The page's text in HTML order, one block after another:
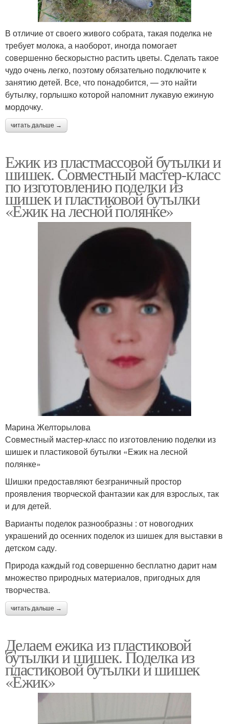
В отличие от своего живого собрата, такая поделка не
требует молока, а наоборот, иногда помогает
совершенно бескорыстно растить цветы. Сделать такое
чудо очень легко, поэтому обязательно подключите к
занятию детей. Все, что понадобится, — это найти
бутылку, горлышко которой напомнит лукавую ежиную
мордочку.
читать дальше →
Ежик из пластмассовой бутылки и
шишек. Совместный мастер-класс
по изготовлению поделки из
шишек и пластиковой бутылки
«Ежик на лесной полянке»
Марина Желторылова
Совместный мастер-класс по изготовлению поделки из
шишек и пластиковой бутылки «Ежик на лесной
полянке»
Шишки предоставляют безграничный простор
проявления творческой фантазии как для взрослых, так
и для детей.
Варианты поделок разнообразны : от новогодних
украшений до осенних поделок из шишек для выставки в
детском саду.
Природа каждый год совершенно бесплатно дарит нам
множество природных материалов, пригодных для
творчества.
читать дальше →
Делаем ежика из пластиковой
бутылки и шишек. Поделка из
пластиковой бутылки и шишек
«Ёжик»